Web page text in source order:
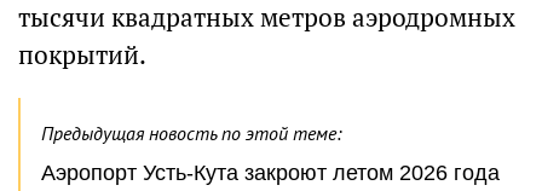
тысячи квадратных метров аэродромных
покрытий.
Предыдущая новость по этой теме:
Аэропорт Усть-Кута закроют летом 2026 года